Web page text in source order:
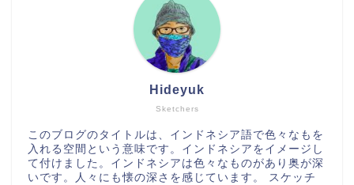
Sketchers
Hideyuk
このブログのタイトルは、インドネシア語で色々なもを
入れる空間という意味です。インドネシアをイメージし
て付けました。インドネシアは色々なものがあり奥が深
いです。人々にも懐の深さを感じています。 スケッチ